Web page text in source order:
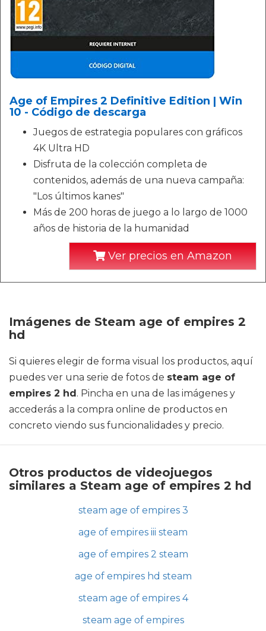
Age of Empires 2 Definitive Edition | Win
10 - Código de descarga
Juegos de estrategia populares con gráficos
4K Ultra HD
Disfruta de la colección completa de
contenidos, además de una nueva campaña:
"Los últimos kanes"
Más de 200 horas de juego a lo largo de 1000
años de historia de la humanidad
Ver precios en Amazon
Imágenes de Steam age of empires 2
hd
Si quieres elegir de forma visual los productos, aquí
puedes ver una serie de fotos de steam age of
empires 2 hd. Pincha en una de las imágenes y
accederás a la compra online de productos en
concreto viendo sus funcionalidades y precio.
Otros productos de videojuegos
similares a Steam age of empires 2 hd
steam age of empires 3
age of empires iii steam
age of empires 2 steam
age of empires hd steam
steam age of empires 4
steam age of empires